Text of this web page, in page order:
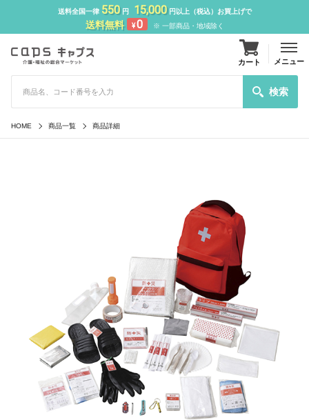
送料全国一律 550円 15,000円以上（税込）お買上げで
送料無料 ¥0 ※ 一部商品・地域除く
検索
カート メニュー
HOME 商品一覧 商品詳細